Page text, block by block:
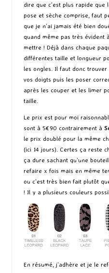
dire que c’est plus rapide
pose et sèche comprise, faut
que je n’ai jamais été bien
quand même pas très évident
mettre ! Déjà dans chaque
différentes taille et longueur
les ongles. Il faut donc
vos doigts puis les poser
après les couper et les limer
taille.
Le prix est pour moi
sont à 5€90 contrairement à
le prix doublé pour la même
(ici 14 jours). Certes ça reste
ça dure sachant qu’une
refaire x fois mais en même
ou c’est très bien fait plutôt
! Il y a plusieurs couleurs
En résumé, j’adhère et je le